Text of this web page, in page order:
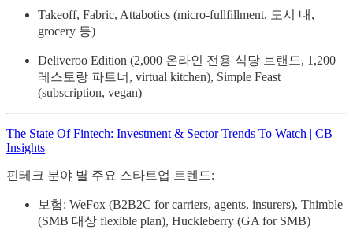
Takeoff, Fabric, Attabotics (micro-fullfillment, 도시 내,
grocery 등)
Deliveroo Edition (2,000 온라인 전용 식당 브랜드, 1,200
레스토랑 파트너, virtual kitchen), Simple Feast
(subscription, vegan)
The State Of Fintech: Investment & Sector Trends To Watch | CB
Insights
핀테크 분야 별 주요 스타트업 트렌드:
보험: WeFox (B2B2C for carriers, agents, insurers), Thimble
(SMB 대상 flexible plan), Huckleberry (GA for SMB)